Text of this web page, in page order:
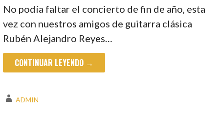
ADMIN
No podía faltar el concierto de fin de año, esta
vez con nuestros amigos de guitarra clásica
Rubén Alejandro Reyes…
CONTINUAR LEYENDO →